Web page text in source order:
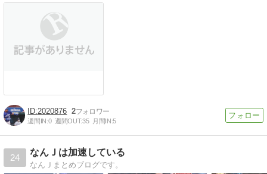
2020876 2
週間IN:0 週間OUT:35 月間IN:5
24
なんＪは加速している
なんＪまとめブログです。